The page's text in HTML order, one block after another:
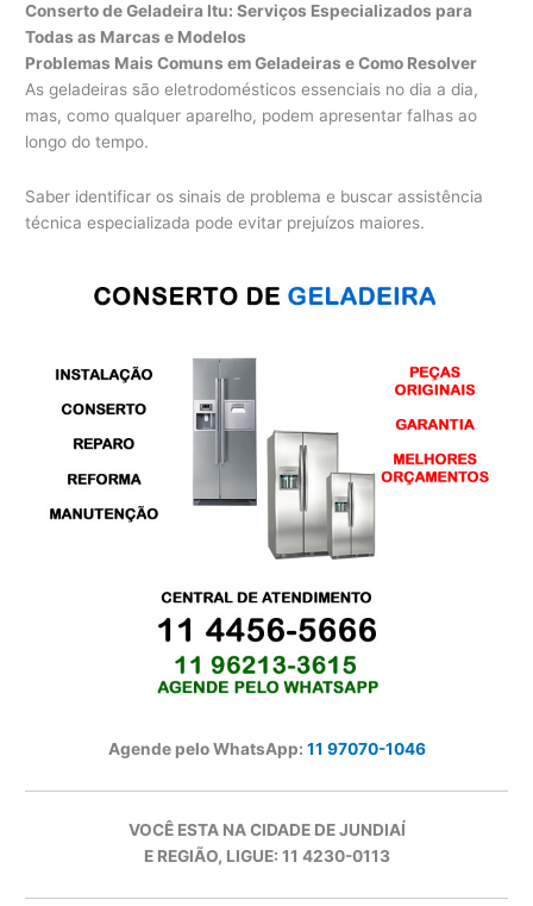
Conserto de Geladeira Itu: Serviços Especializados para
Todas as Marcas e Modelos
Problemas Mais Comuns em Geladeiras e Como Resolver
As geladeiras são eletrodomésticos essenciais no dia a dia,
mas, como qualquer aparelho, podem apresentar falhas ao
longo do tempo.
Saber identificar os sinais de problema e buscar assistência
técnica especializada pode evitar prejuízos maiores.
Agende pelo WhatsApp: 11 97070-1046
VOCÊ ESTA NA CIDADE DE JUNDIAÍ
E REGIÃO, LIGUE: 11 4230-0113